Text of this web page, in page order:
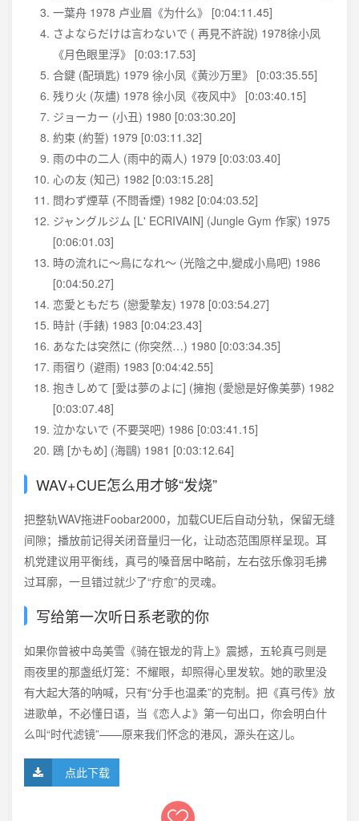
一葉舟 1978 卢业眉《为什么》 [0:04:11.45]
さよならだけは言わないで ( 再見不許說) 1978徐小凤
《月色眼里浮》 [0:03:17.53]
合鍵 (配瑣匙) 1979 徐小凤《黄沙万里》 [0:03:35.55]
残り火 (灰燼) 1978 徐小凤《夜风中》 [0:03:40.15]
ジョーカー (小丑) 1980 [0:03:30.20]
約束 (約誓) 1979 [0:03:11.32]
雨の中の二人 (雨中的兩人) 1979 [0:03:03.40]
心の友 (知己) 1982 [0:03:15.28]
問わず煙草 (不問香煙) 1982 [0:04:03.52]
ジャングルジム [L' ECRIVAIN] (Jungle Gym 作家) 1975
[0:06:01.03]
時の流れに～鳥になれ～ (光陰之中,變成小鳥吧) 1986
[0:04:50.27]
恋愛ともだち (戀愛摯友) 1978 [0:03:54.27]
時計 (手錶) 1983 [0:04:23.43]
あなたは突然に (你突然…) 1980 [0:03:34.35]
雨宿り (避雨) 1983 [0:04:42.55]
抱きしめて [愛は夢のよに] (擁抱 (愛戀是好像美夢) 1982
[0:03:07.48]
泣かないで (不要哭吧) 1986 [0:03:41.15]
鴎 [かもめ] (海鷗) 1981 [0:03:12.64]
WAV+CUE怎么用才够“发烧”
把整轨WAV拖进Foobar2000，加载CUE后自动分轨，保留无缝
间隙；播放前记得关闭音量归一化，让动态范围原样呈现。耳
机党建议用平衡线，真弓的嗓音居中略前，左右弦乐像羽毛拂
过耳廓，一旦错过就少了“疗愈”的灵魂。
写给第一次听日系老歌的你
如果你曾被中岛美雪《骑在银龙的背上》震撼，五轮真弓则是
雨夜里的那盏纸灯笼：不耀眼，却照得心里发软。她的歌里没
有大起大落的呐喊，只有“分手也温柔”的克制。把《真弓传》放
进歌单，不必懂日语，当《恋人よ》第一句出口，你会明白什
么叫“时代滤镜”——原来我们怀念的港风，源头在这儿。
点此下载